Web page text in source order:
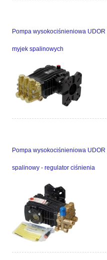
Pompa wysokociśnieniowa
myjek spalinowych
Pompa wysokociśnieniowa
spalinowy - regulator ciśnienia